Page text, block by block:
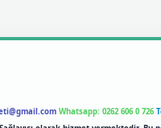
Whatsapp: 0262 606 0 726